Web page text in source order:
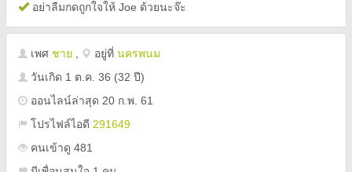
อย่าลืมกดถูกใจให้ Joe ด้วยนะจ๊ะ
เพศ ชาย อยู่ที่ นครพนม
วันเกิด 1 ต.ค. 36 (32 ปี)
ออนไลน์ล่าสุด 20 ก.พ. 61
โปรไฟล์ไอดี 291649
คนเข้าดู 481